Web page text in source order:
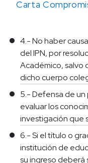
Carta
4.- No haber
del IPN, por
Académico, salvo
dicho cuerpo
5.- Defensa de
evaluar los
investigación que
6.- Si el título o
institución de
su ingreso deberá